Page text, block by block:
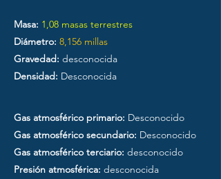
Masa: 1,08 masas terrestres
Diámetro: 8,156 millas
Gravedad: desconocida
Densidad: Desconocida
Gas atmosférico primario: Desconocido
Gas atmosférico secundario: Desconocido
Gas atmosférico terciario: desconocido
Presión atmosférica: desconocida